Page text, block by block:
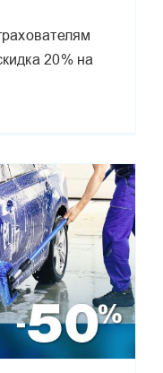
20% на